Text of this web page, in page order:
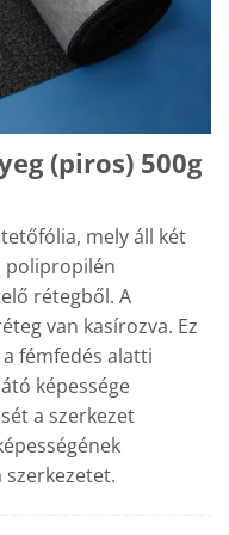
(piros) 500g
mely áll két
polipropilén
rétegből. A
van kasírozva. Ez
fémfedés alatti
képessége
a szerkezet